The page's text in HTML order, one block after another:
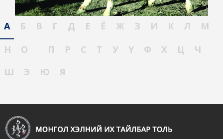
А Б В Г Д Е Ё Ж З И К Л
М
Н
О П Р С Т У Ү Ф Х Ц
Ч
Ш
Э Ю Я